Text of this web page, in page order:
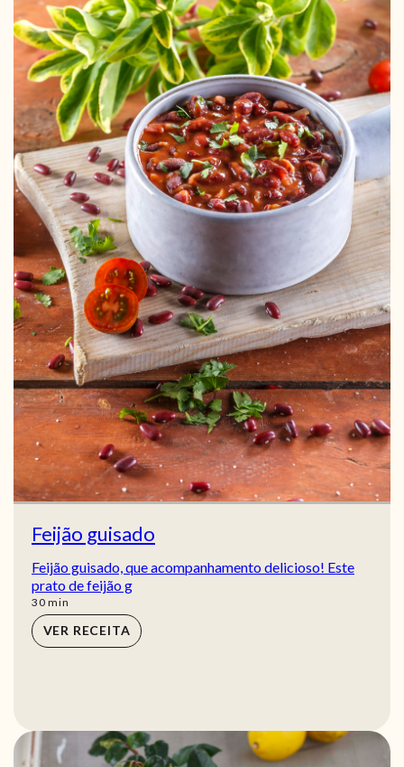
Feijão guisado
Feijão guisado, que acompanhamento delicioso! Este
prato de feijão g
30min
min
VER RECEITA